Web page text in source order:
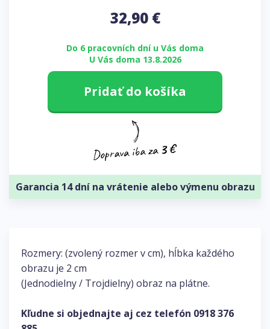
Rozmery: (zvolený rozmer v cm), hĺbka každého
obrazu je 2 cm
(Jednodielny / Trojdielny) obraz na plátne.
Kľudne si objednajte aj cez telefón 0918 376
32,90€
Do 6 pracovních dní u Vás doma
U Vás doma 13.8.2026
Pridať do košíka
Garancia 14 dní na vrátenie alebo výmenu obrazu